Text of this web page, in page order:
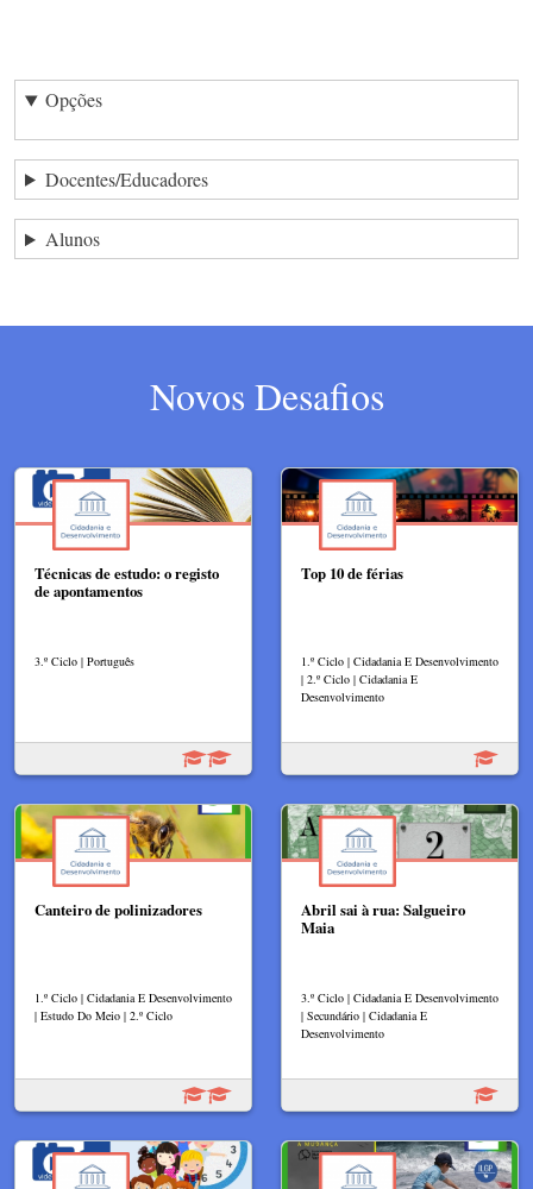
Opções
Docentes/Educadores
Alunos
Novos Desafios
Técnicas de estudo: o registo
de apontamentos
3.º Ciclo | Português
Top 10 de férias
1.º Ciclo | Cidadania E Desenvolvimento
| 2.º Ciclo | Cidadania E
Desenvolvimento
Canteiro de polinizadores
1.º Ciclo | Cidadania E Desenvolvimento
| Estudo Do Meio | 2.º Ciclo
Abril sai à rua: Salgueiro
Maia
3.º Ciclo | Cidadania E Desenvolvimento
| Secundário | Cidadania E
Desenvolvimento